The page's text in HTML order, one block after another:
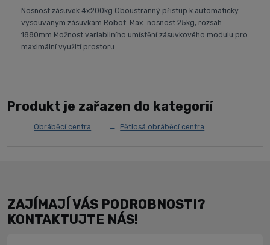
Nosnost zásuvek 4x200kg Oboustranný přístup k automaticky
vysouvaným zásuvkám Robot: Max. nosnost 25kg, rozsah
1880mm Možnost variabilního umístění zásuvkového modulu pro
maximální využití prostoru
Produkt je zařazen do kategorií
Obráběcí centra Pětiosá obráběcí centra
ZAJÍMAJÍ VÁS PODROBNOSTI?
KONTAKTUJTE NÁS!